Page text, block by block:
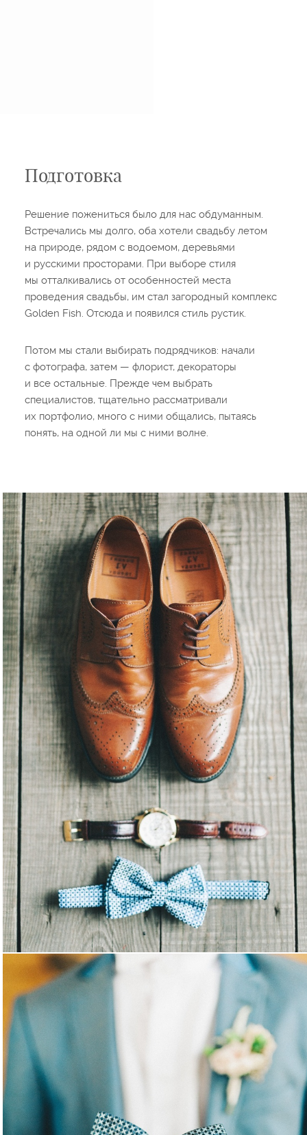
Подготовка
Решение пожениться было для нас обдуманным.
Встречались мы долго, оба хотели свадьбу летом
на природе, рядом с водоемом, деревьями
и русскими просторами. При выборе стиля
мы отталкивались от особенностей места
проведения свадьбы, им стал загородный комплекс
Golden Fish. Отсюда и появился стиль рустик.
Потом мы стали выбирать подрядчиков: начали
с фотографа, затем — флорист, декораторы
и все остальные. Прежде чем выбрать
специалистов, тщательно рассматривали
их портфолио, много с ними общались, пытаясь
понять, на одной ли мы с ними волне.